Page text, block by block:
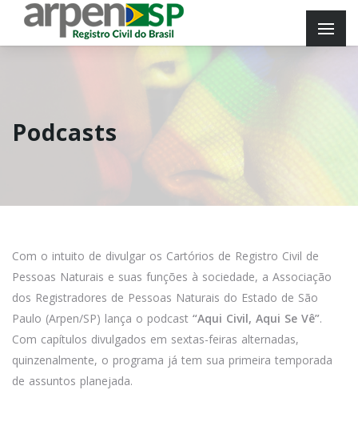
Podcasts
Com o intuito de divulgar os Cartórios de Registro Civil de
Pessoas Naturais e suas funções à sociedade, a Associação
dos Registradores de Pessoas Naturais do Estado de São
Paulo (Arpen/SP) lança o podcast “Aqui Civil, Aqui Se Vê”.
Com capítulos divulgados em sextas-feiras alternadas,
quinzenalmente, o programa já tem sua primeira temporada
de assuntos planejada.